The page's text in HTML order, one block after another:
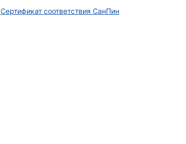
Сертификат соответствия СанПин